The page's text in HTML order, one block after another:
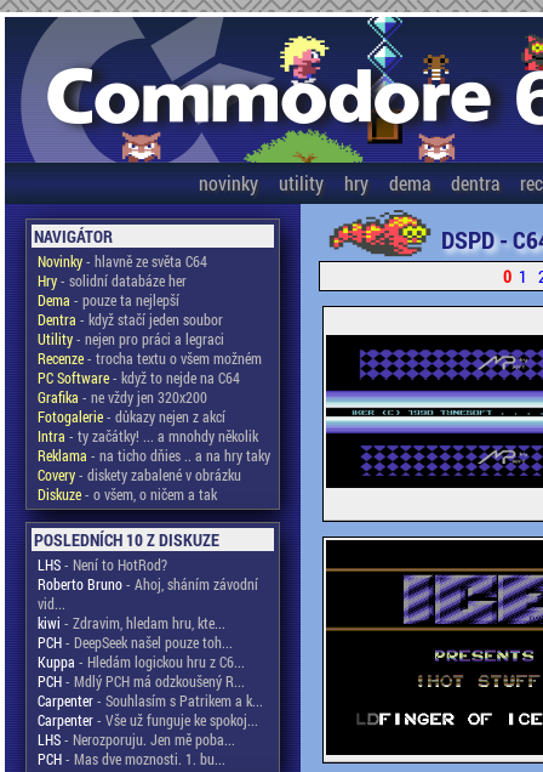
novinky utility hry dema dentra
NAVIGÁTOR
Novinky- hlavně ze světa C64
Hry- solidní databáze her
Dema - pouze ta nejlepší
Dentra - když stačí jeden soubor
Utility- nejen pro práci a legraci
Recenze- trocha textu o všem možném
PC Software- když to nejde na C64
Grafika - ne vždy jen 320x200
Fotogalerie- důkazy nejen z akcí
Intra - ty začátky! ... a mnohdy několik
Reklama - na ticho dňies .. a na hry taky
Covery- diskety zabalené v obrázku
Diskuze- o všem, o ničem a tak
POSLEDNÍCH 10 Z DISKUZE
LHS- Není to HotRod?
Roberto Bruno- Ahoj, sháním závodní
vid...
kiwi - Zdravim, hledam hru, kte...
PCH- DeepSeek našel pouze toh...
Kuppa - Hledám logickou hru z C6...
PCH- Mdlý PCH má odzkoušený R...
Carpenter- Souhlasím s Patrikem a k...
Carpenter- Vše už funguje ke spokoj...
LHS- Nerozporuju. Jen mě poba...
PCH- Mas dve moznosti. 1. bu...
DSPD -
0 1